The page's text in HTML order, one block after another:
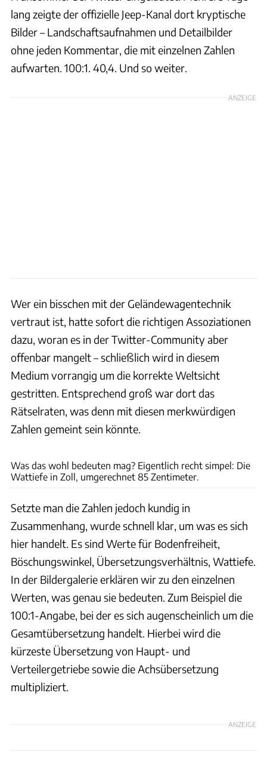
lang zeigte der offizielle Jeep-Kanal dort kryptische
Bilder – Landschaftsaufnahmen und Detailbilder
ohne jeden Kommentar, die mit einzelnen Zahlen
aufwarten. 100:1. 40,4. Und so weiter.
ANZEIGE
Wer ein bisschen mit der Geländewagentechnik
vertraut ist, hatte sofort die richtigen Assoziationen
dazu, woran es in der Twitter-Community aber
offenbar mangelt – schließlich wird in diesem
Medium vorrangig um die korrekte Weltsicht
gestritten. Entsprechend groß war dort das
Rätselraten, was denn mit diesen merkwürdigen
Zahlen gemeint sein könnte.
Was das wohl bedeuten mag? Eigentlich recht simpel: Die
Wattiefe in Zoll, umgerechnet 85 Zentimeter.
Setzte man die Zahlen jedoch kundig in
Zusammenhang, wurde schnell klar, um was es sich
hier handelt. Es sind Werte für Bodenfreiheit,
Böschungswinkel, Übersetzungsverhältnis, Wattiefe.
In der Bildergalerie erklären wir zu den einzelnen
Werten, was genau sie bedeuten. Zum Beispiel die
100:1-Angabe, bei der es sich augenscheinlich um die
Gesamtübersetzung handelt. Hierbei wird die
kürzeste Übersetzung von Haupt- und
Verteilergetriebe sowie die Achsübersetzung
multipliziert.
ANZEIGE